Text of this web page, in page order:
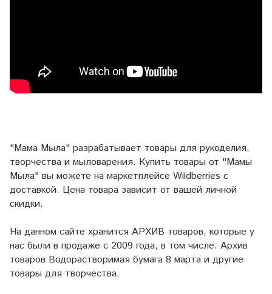
"Мама Мыла" разрабатывает товары для рукоделия,
творчества и мыловарения. Купить товары от "Мамы
Мыла" вы можете на маркетплейсе Wildberries с
доставкой. Цена товара зависит от вашей личной
скидки.
На данном сайте хранится АРХИВ товаров, которые у
нас были в продаже с 2009 года, в том числе: Архив
товаров Водорастворимая бумага 8 марта и другие
товары для творчества.